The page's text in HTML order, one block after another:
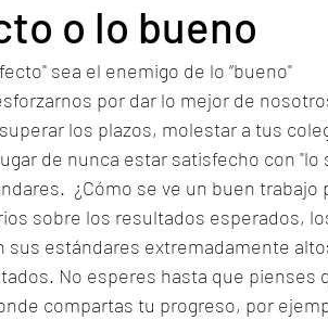
o lo bueno
sea el enemigo de lo “bueno"
por dar lo mejor de
los plazos, molestar a tus
de nunca estar satisfecho con
¿Cómo se ve un buen
sobre los resultados esperados,
sus estándares extremadamente
No esperes hasta que pienses
compartas tu progreso, por